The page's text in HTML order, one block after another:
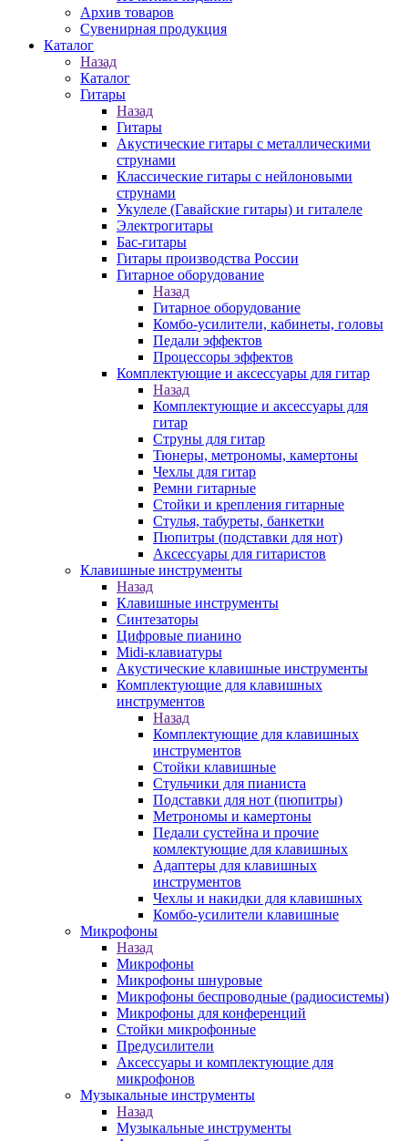
Архив товаров
Сувенирная продукция
Каталог
Назад
Каталог
Гитары
Назад
Гитары
Акустические гитары с металлическими
струнами
Классические гитары с нейлоновыми
струнами
Укулеле (Гавайские гитары) и гиталеле
Электрогитары
Бас-гитары
Гитары производства России
Гитарное оборудование
Назад
Гитарное оборудование
Комбо-усилители, кабинеты, головы
Педали эффектов
Процессоры эффектов
Комплектующие и аксессуары для гитар
Назад
Комплектующие и аксессуары для
гитар
Струны для гитар
Тюнеры, метрономы, камертоны
Чехлы для гитар
Ремни гитарные
Стойки и крепления гитарные
Стулья, табуреты, банкетки
Пюпитры (подставки для нот)
Аксессуары для гитаристов
Клавишные инструменты
Назад
Клавишные инструменты
Синтезаторы
Цифровые пианино
Midi-клавиатуры
Акустические клавишные инструменты
Комплектующие для клавишных
инструментов
Назад
Комплектующие для клавишных
инструментов
Стойки клавишные
Стульчики для пианиста
Подставки для нот (пюпитры)
Метрономы и камертоны
Педали сустейна и прочие
комлектующие для клавишных
Адаптеры для клавишных
инструментов
Чехлы и накидки для клавишных
Комбо-усилители клавишные
Микрофоны
Назад
Микрофоны
Микрофоны шнуровые
Микрофоны беспроводные (радиосистемы)
Микрофоны для конференций
Стойки микрофонные
Предусилители
Аксессуары и комплектующие для
микрофонов
Музыкальные инструменты
Назад
Музыкальные инструменты